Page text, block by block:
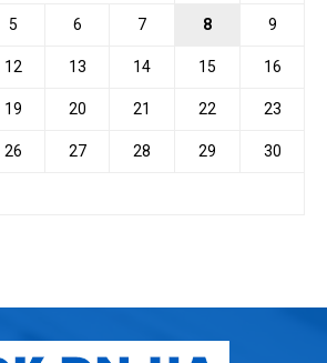
5 6 7 8 9
12 13 14 15 16
19 20 21 22 23
26 27 28 29 30